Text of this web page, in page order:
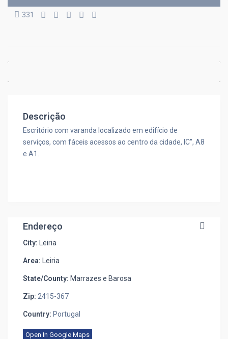
331
Descrição
Escritório com varanda localizado em edifício de
serviços, com fáceis acessos ao centro da cidade, IC”, A8
e A1.
Endereço
City: Leiria
Area: Leiria
State/County: Marrazes e Barosa
Zip: 2415-367
Country: Portugal
Open In Google Maps